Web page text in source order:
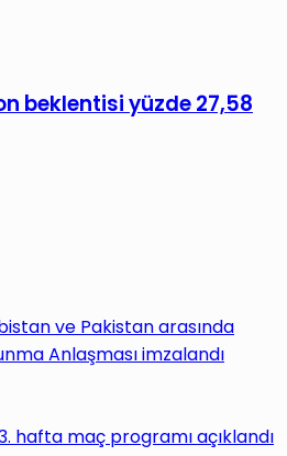
beklentisi yüzde 27,58
ve Pakistan arasında
Anlaşması imzalandı
hafta maç programı açıklandı